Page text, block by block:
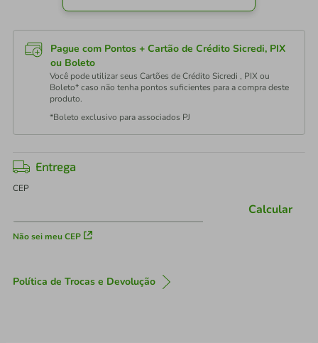
Pague com Pontos + Cartão de Crédito Sicredi, PIX
ou Boleto
Você pode utilizar seus Cartões de Crédito Sicredi , PIX ou
Boleto* caso não tenha pontos suficientes para a compra deste
produto.
*Boleto exclusivo para associados PJ
Entrega
CEP
Não sei meu CEP
Calcular
Política de Trocas e Devolução